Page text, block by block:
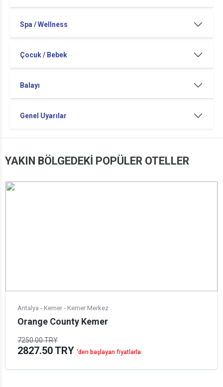
Spa / Wellness
Çocuk / Bebek
Balayı
Genel Uyarılar
YAKIN BÖLGEDEKİ POPÜLER OTELLER
Antalya - Kemer - Kemer Merkez
Orange County Kemer
7250.00 TRY
2827.50 TRY 'den başlayan fiyatlarla